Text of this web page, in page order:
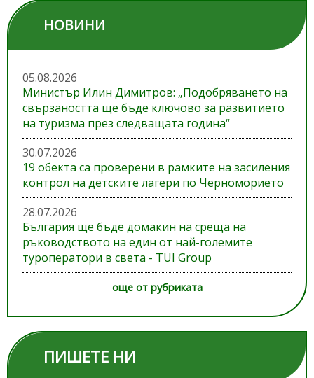
НОВИНИ
05.08.2026
Министър Илин Димитров: „Подобряването на
свързаността ще бъде ключово за развитието
на туризма през следващата година“
30.07.2026
19 обекта са проверени в рамките на засиления
контрол на детските лагери по Черноморието
28.07.2026
България ще бъде домакин на среща на
ръководството на един от най-големите
туроператори в света - TUI Group
още от рубриката
ПИШЕТЕ НИ